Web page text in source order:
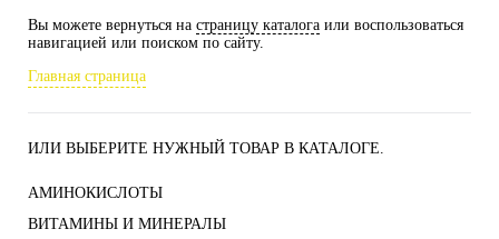
Вы можете вернуться на страницу каталога или воспользоваться
навигацией или поиском по сайту.
Главная страница
ИЛИ ВЫБЕРИТЕ НУЖНЫЙ ТОВАР В КАТАЛОГЕ.
АМИНОКИСЛОТЫ
ВИТАМИНЫ И МИНЕРАЛЫ